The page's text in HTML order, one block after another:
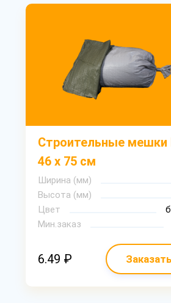
Строительные
46 х 75 см
Ширина (мм)
Высота (мм)
Цвет
Мин.заказ
6.49 ₽ Заказать